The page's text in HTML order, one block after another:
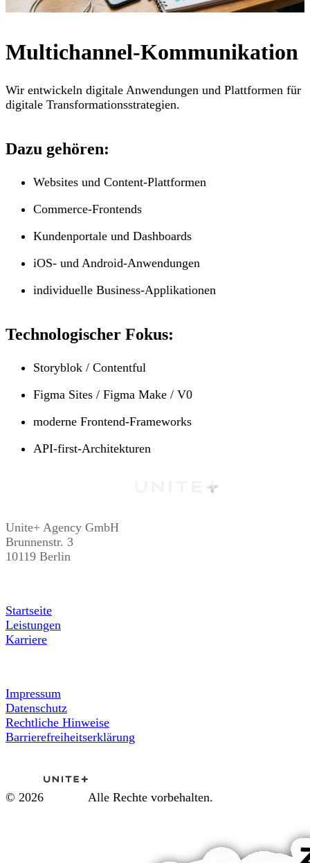
Multichannel-Kommunikation
Wir entwickeln digitale Anwendungen und Plattformen für
digitale Transformationsstrategien.
Dazu gehören:
Websites und Content-Plattformen
Commerce-Frontends
Kundenportale und Dashboards
iOS- und Android-Anwendungen
individuelle Business-Applikationen
Technologischer Fokus:
Storyblok / Contentful
Figma Sites / Figma Make / V0
moderne Frontend-Frameworks
API-first-Architekturen
Unite+ Agency GmbH
Brunnenstr. 3
10119 Berlin
Startseite
Leistungen
Karriere
Impressum
Datenschutz
Rechtliche Hinweise
Barrierefreiheitserklärung
© 2026 Alle Rechte vorbehalten.